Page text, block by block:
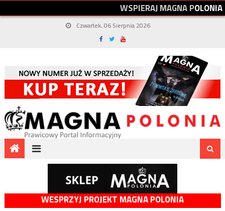
WSPIERAJMAGNAPOLONIA
Czwartek, 06 Sierpnia 2026
WESPRZYJ PROJEKT MAGNA POLONIA